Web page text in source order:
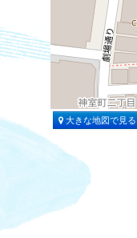
大きな地図で見る